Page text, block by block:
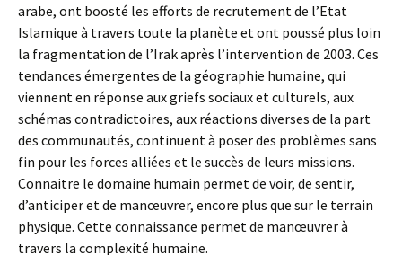
arabe, ont boosté les efforts de recrutement de l’Etat
Islamique à travers toute la planète et ont poussé plus loin
la fragmentation de l’Irak après l’intervention de 2003. Ces
tendances émergentes de la géographie humaine, qui
viennent en réponse aux griefs sociaux et culturels, aux
schémas contradictoires, aux réactions diverses de la part
des communautés, continuent à poser des problèmes sans
fin pour les forces alliées et le succès de leurs missions.
Connaitre le domaine humain permet de voir, de sentir,
d’anticiper et de manœuvrer, encore plus que sur le terrain
physique. Cette connaissance permet de manœuvrer à
travers la complexité humaine.